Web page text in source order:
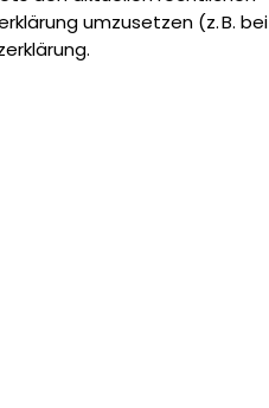
umzusetzen (z. B. bei